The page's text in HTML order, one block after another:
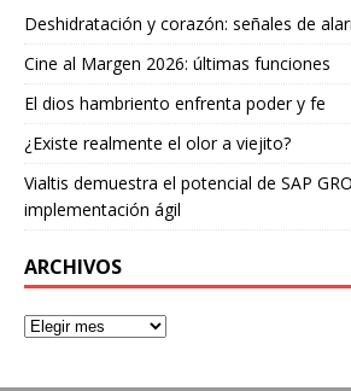
Deshidratación y corazón: señales de
Cine al Margen 2026: últimas funciones
El dios hambriento enfrenta poder y fe
¿Existe realmente el olor a viejito?
Vialtis demuestra el potencial de SAP
implementación ágil
ARCHIVOS